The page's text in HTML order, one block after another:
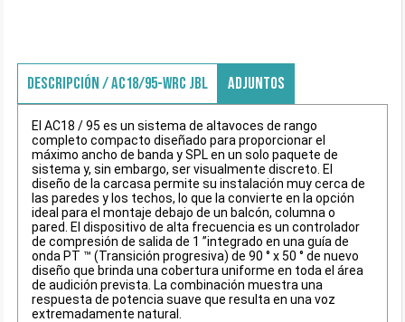
DESCRIPCIÓN / AC18/95-WRC JBL ADJUNTOS
El AC18 / 95 es un sistema de altavoces de rango
completo compacto diseñado para proporcionar el
máximo ancho de banda y SPL en un solo paquete de
sistema y, sin embargo, ser visualmente discreto. El
diseño de la carcasa permite su instalación muy cerca de
las paredes y los techos, lo que la convierte en la opción
ideal para el montaje debajo de un balcón, columna o
pared. El dispositivo de alta frecuencia es un controlador
de compresión de salida de 1 ”integrado en una guía de
onda PT ™ (Transición progresiva) de 90 ° x 50 ° de nuevo
diseño que brinda una cobertura uniforme en toda el área
de audición prevista. La combinación muestra una
respuesta de potencia suave que resulta en una voz
extremadamente natural.